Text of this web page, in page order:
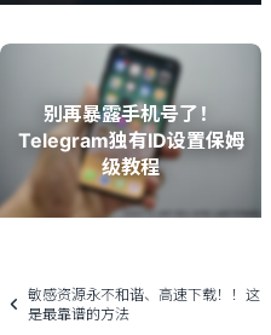
别再暴露手机号了！
Telegram独有ID设置保姆
级教程
敏感资源永不和谐、高速下载！！这
是最靠谱的方法